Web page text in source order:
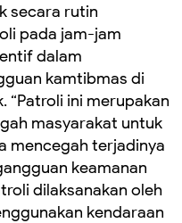
secara rutin
pada jam-jam
dalam
kamtibmas di
“Patroli ini merupakan
masyarakat untuk
mencegah terjadinya
keamanan
dilaksanakan oleh
kendaraan